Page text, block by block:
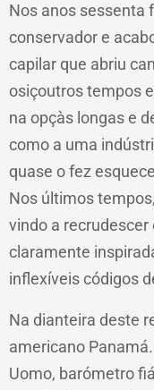
Nos anos sessenta
conservador e
capilar que abriu
osiçoutros tempos
na opçàs longas e
como a uma
quase o fez
Nos últimos
vindo a
claramente
inflexíveis códigos
Na dianteira deste
americano
Uomo, barómetro